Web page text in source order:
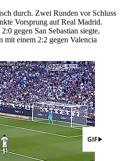
durch. Zwei Runden vor Schluss
Vorsprung auf Real Madrid.
gegen San Sebastian siegte,
mit einem 2:2 gegen Valencia